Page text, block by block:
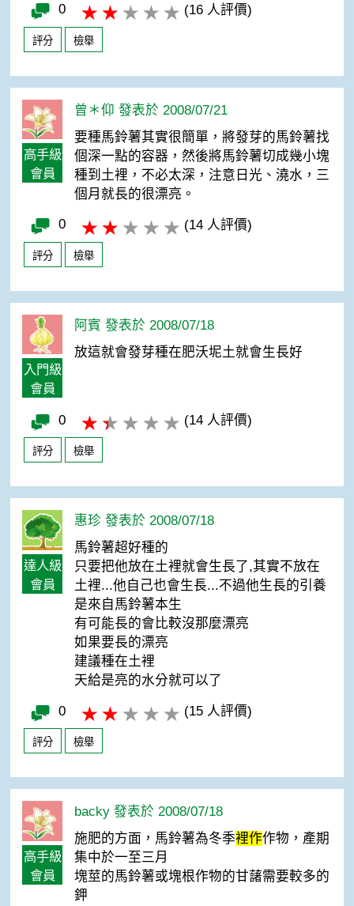
0 (16 人評價)
評分 檢舉
高手級
會員
曾＊仰 發表於 2008/07/21
要種馬鈴薯其實很簡單，將發芽的馬鈴薯找
個深一點的容器，然後將馬鈴薯切成幾小塊
種到土裡，不必太深，注意日光、澆水，三
個月就長的很漂亮。
0 (14 人評價)
評分 檢舉
入門級
會員
阿賓 發表於 2008/07/18
放這就會發芽種在肥沃坭土就會生長好
0 (14 人評價)
評分 檢舉
達人級
會員
惠珍 發表於 2008/07/18
馬鈴薯超好種的
只要把他放在土裡就會生長了,其實不放在
土裡...他自己也會生長...不過他生長的引養
是來自馬鈴薯本生
有可能長的會比較沒那麼漂亮
如果要長的漂亮
建議種在土裡
天給是亮的水分就可以了
0 (15 人評價)
評分 檢舉
高手級
會員
backy 發表於 2008/07/18
施肥的方面，馬鈴薯為冬季裡作作物，產期
集中於一至三月
塊莖的馬鈴薯或塊根作物的甘藷需要較多的
鉀